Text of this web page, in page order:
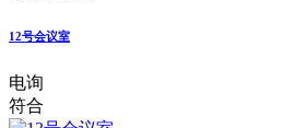
12号会议室
电询
符合